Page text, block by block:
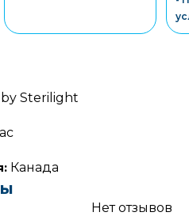
Sens-Банк
3-10
Sterilight
Канада
Нет отзывов